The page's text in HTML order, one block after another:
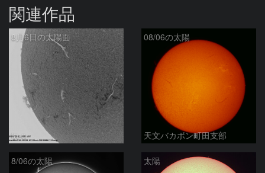
関連作品
8月6日の太陽面
ta-o
08/06の太陽
天文バカボン町田支部
8/06の太陽 太陽